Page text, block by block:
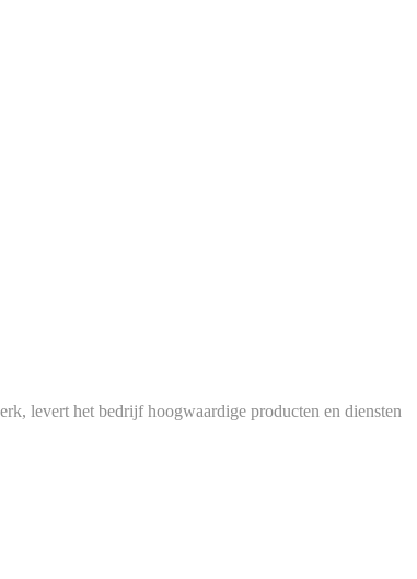
levert het bedrijf hoogwaardige producten en diensten